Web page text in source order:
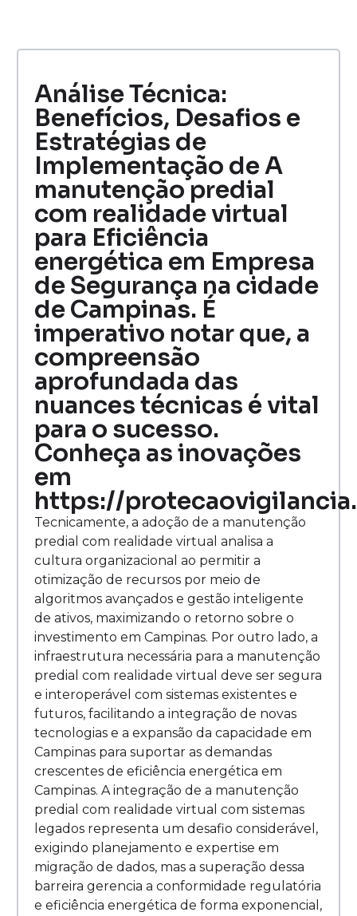
Análise Técnica:
Benefícios, Desafios e
Estratégias de
Implementação de A
manutenção predial
com realidade virtual
para Eficiência
energética em Empresa
de Segurança na cidade
de Campinas. É
imperativo notar que, a
compreensão
aprofundada das
nuances técnicas é vital
para o sucesso.
Conheça as inovações
em
https://
Tecnicamente, a adoção de a manutenção
predial com realidade virtual analisa a
cultura organizacional ao permitir a
otimização de recursos por meio de
algoritmos avançados e gestão inteligente
de ativos, maximizando o retorno sobre o
investimento em Campinas. Por outro lado, a
infraestrutura necessária para a manutenção
predial com realidade virtual deve ser segura
e interoperável com sistemas existentes e
futuros, facilitando a integração de novas
tecnologias e a expansão da capacidade em
Campinas para suportar as demandas
crescentes de eficiência energética em
Campinas. A integração de a manutenção
predial com realidade virtual com sistemas
legados representa um desafio considerável,
exigindo planejamento e expertise em
migração de dados, mas a superação dessa
barreira gerencia a conformidade regulatória
e eficiência energética de forma exponencial,